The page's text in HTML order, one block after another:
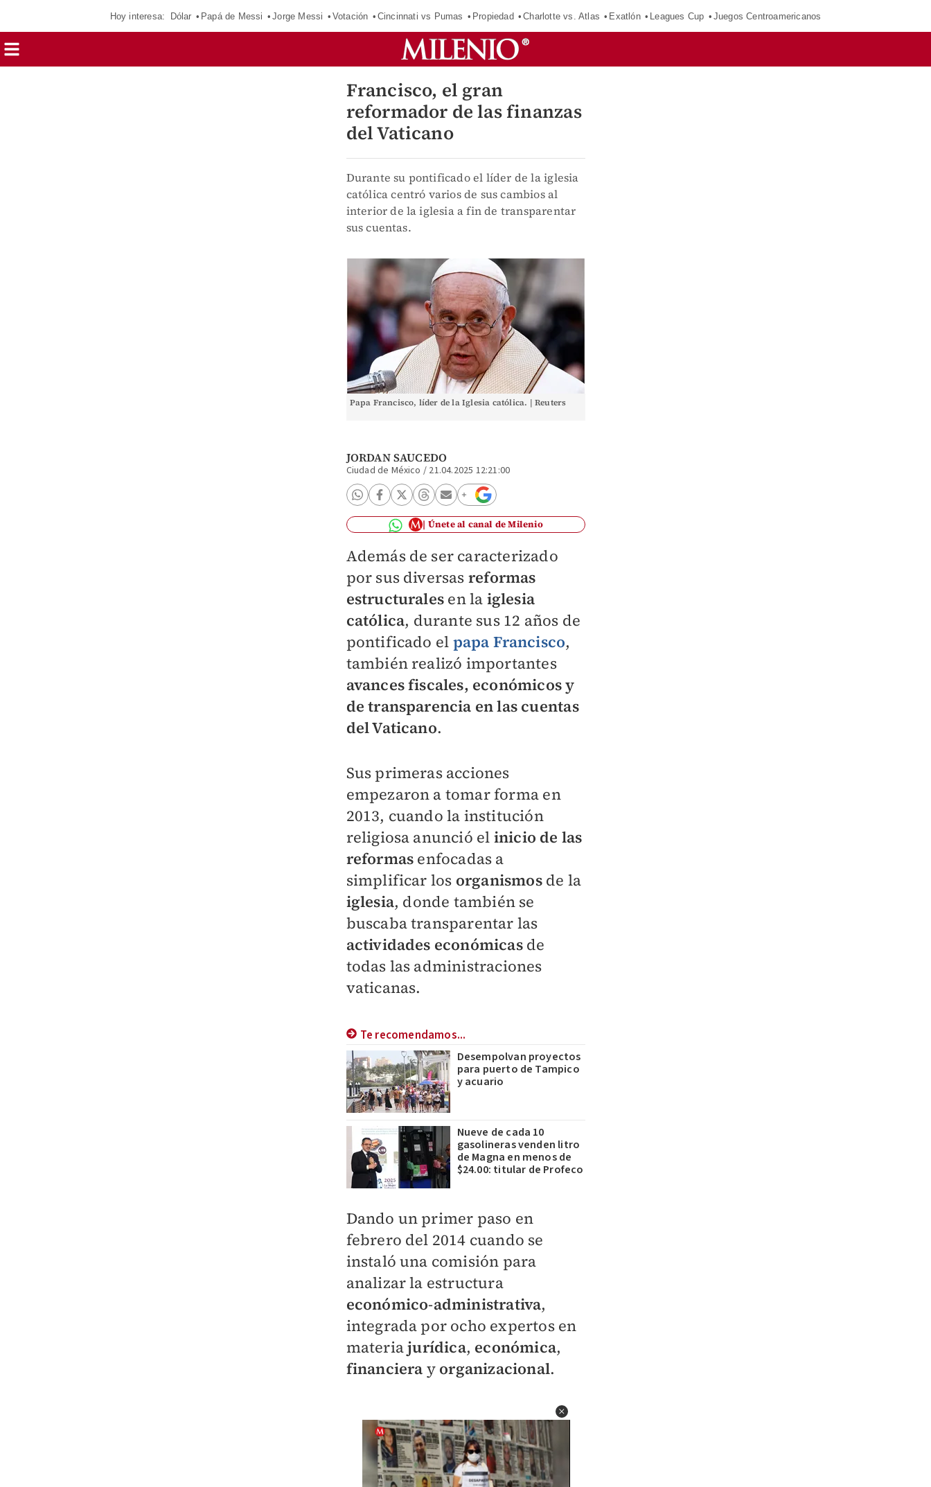
Hoy interesa: Dólar Papá de Messi Jorge Messi Votación Cincinnati vs Pumas Propiedad Charlotte vs. Atlas Exatlón Leagues Cup Juegos Centroamericanos
Francisco, el gran
reformador de las finanzas
del Vaticano
Durante su pontificado el líder de la iglesia
católica centró varios de sus cambios al
interior de la iglesia a fin de transparentar
sus cuentas.
Papa Francisco, líder de la Iglesia católica. | Reuters
JORDAN SAUCEDO
Ciudad de México / 21.04.2025 12:21:00
Únete al canal de Milenio
Además de ser caracterizado
por sus diversas reformas
estructurales en la iglesia
católica, durante sus 12 años de
pontificado el papa Francisco,
también realizó importantes
avances fiscales, económicos y
de transparencia en las cuentas
del Vaticano.
Sus primeras acciones
empezaron a tomar forma en
2013, cuando la institución
religiosa anunció el inicio de las
reformas enfocadas a
simplificar los organismos de la
iglesia, donde también se
buscaba transparentar las
actividades económicasde
todas las administraciones
vaticanas.
Te recomendamos...
Desempolvan proyectos
para puerto de Tampico
y acuario
Nueve de cada 10
gasolineras venden litro
de Magna en menos de
$24.00: titular de Profeco
Dando un primer paso en
febrero del 2014 cuando se
instaló una comisión para
analizar la estructura
económico-administrativa,
integrada por ocho expertos en
materiajurídica, económica,
financiera y organizacional.